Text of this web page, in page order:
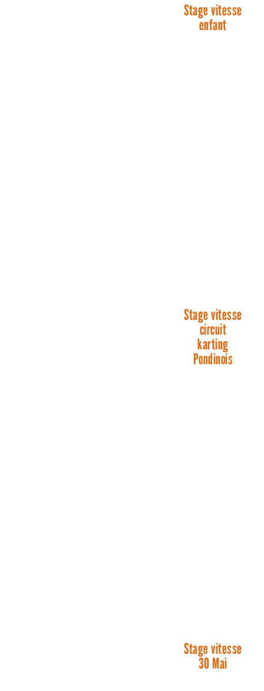
Stage vitesse
enfant
Stage vitesse
circuit
karting
Pondinois
Stage vitesse
30 Mai